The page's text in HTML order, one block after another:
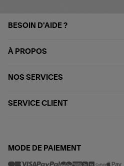
BESOIN D'AIDE ?
À PROPOS
NOS SERVICES
SERVICE CLIENT
MODE DE PAIEMENT